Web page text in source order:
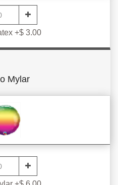
+$ 3.00
Mylar